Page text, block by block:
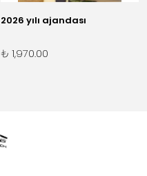
2026 yılı ajandası
₺ 1,970.00